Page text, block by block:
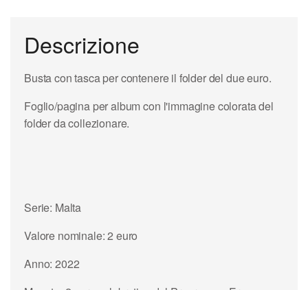
Descrizione
Busta con tasca per contenere il folder del due euro.
Foglio/pagina per album con l'immagine colorata del
folder da collezionare.
Serie: Malta
Valore nominale: 2 euro
Anno: 2022